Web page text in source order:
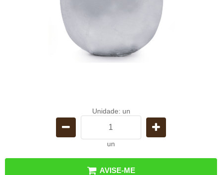
Unidade: un
un
AVISE-ME